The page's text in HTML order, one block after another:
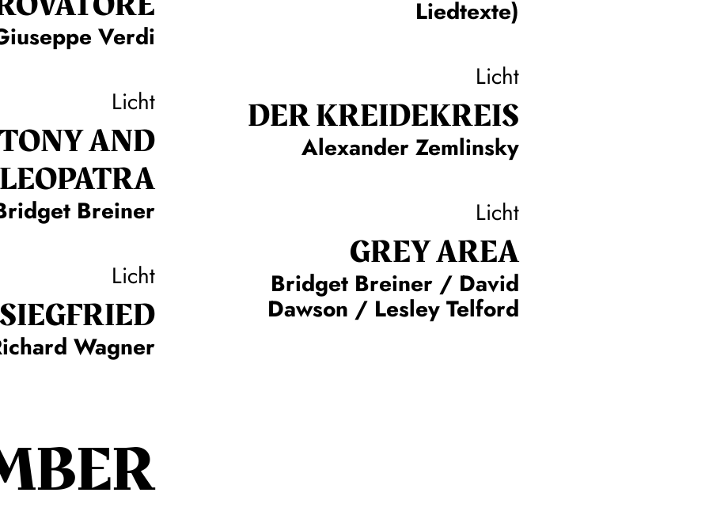
Verdi
Licht
AND
Breiner
Licht
SIEG­FRIED
Wagner
Liedtexte)
Licht
DER KREIDE­KREIS
Alexander Zemlinsky
Licht
GREY AREA
Bridget Breiner / David
Dawson / Lesley Telford